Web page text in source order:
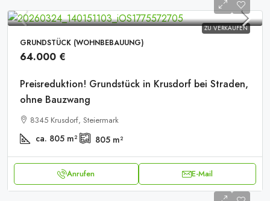
ZU VERKAUFEN
GRUNDSTÜCK (WOHNBEBAUUNG)
64.000 €
Preisreduktion! Grundstück in Krusdorf bei Straden,
ohne Bauzwang
8345 Krusdorf, Steiermark
ca. 805 m² 805 m²
Anrufen E-Mail